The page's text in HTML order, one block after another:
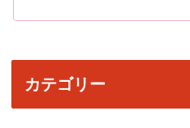
カテゴリー